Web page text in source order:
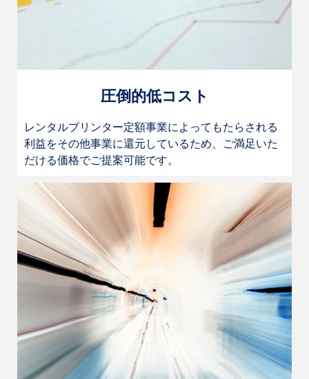
圧倒的低コスト
レンタルプリンター定額事業によってもたらされる
利益をその他事業に還元しているため、ご満足いた
だける価格でご提案可能です。